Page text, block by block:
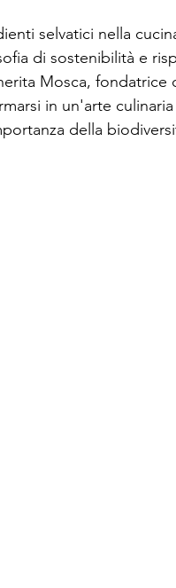
selvatici nella
di sostenibilità e
Mosca,
in un'arte
della